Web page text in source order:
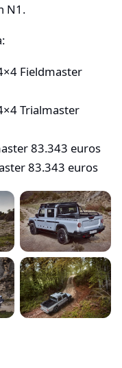
N1.
Fieldmaster
Trialmaster
83.343 euros
83.343 euros